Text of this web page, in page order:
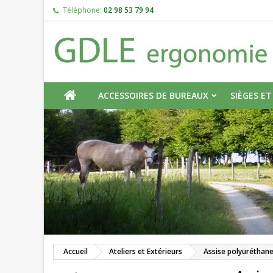
Téléphone: 02 98 53 79 94
ACCUEILACCESSOIRES DE BUREAUX SIÈGES
Accueil Ateliers et Extérieurs Assise polyuréthane
add_circle_outline